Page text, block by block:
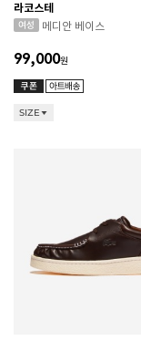
라코스테
메디안 베이스
99,000원
SIZE